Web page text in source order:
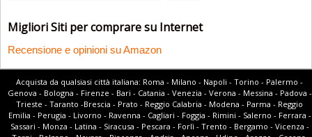
Migliori Siti per comprare su Internet
Recensione e opinioni su Amazon
Acquista da qualsiasi città italiana: Roma - Milano - Napoli - Torino - Palermo -
Genova - Bologna - Firenze - Bari - Catania - Venezia - Verona - Messina - Padova -
Trieste - Taranto -Brescia - Prato - Reggio Calabria - Modena - Parma - Reggio
Emilia - Perugia - Livorno - Ravenna - Cagliari - Foggia - Rimini - Salerno - Ferrara -
Sassari - Monza - Latina - Siracusa - Pescara - Forlì - Trento - Bergamo - Vicenza -